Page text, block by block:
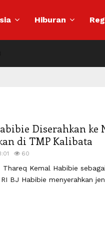
Hiburan
Diserahkan ke
di TMP Kalibata
60
Thareq Kemal Habibie
BJ Habibie menyerahkan